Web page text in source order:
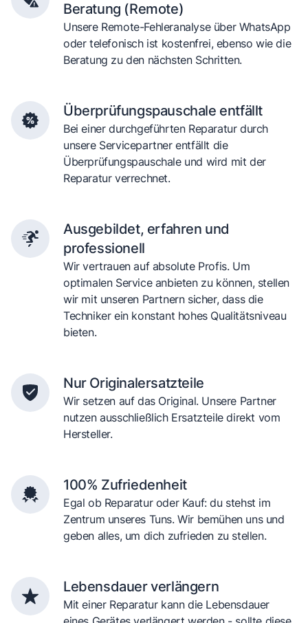
Beratung (Remote)
Unsere Remote-Fehleranalyse über WhatsApp
oder telefonisch ist kostenfrei, ebenso wie die
Beratung zu den nächsten Schritten.
Überprüfungspauschale entfällt
Bei einer durchgeführten Reparatur durch
unsere Servicepartner entfällt die
Überprüfungspauschale und wird mit der
Reparatur verrechnet.
Ausgebildet, erfahren und
professionell
Wir vertrauen auf absolute Profis. Um
optimalen Service anbieten zu können, stellen
wir mit unseren Partnern sicher, dass die
Techniker ein konstant hohes Qualitätsniveau
bieten.
Nur Originalersatzteile
Wir setzen auf das Original. Unsere Partner
nutzen ausschließlich Ersatzteile direkt vom
Hersteller.
100% Zufriedenheit
Egal ob Reparatur oder Kauf: du stehst im
Zentrum unseres Tuns. Wir bemühen uns und
geben alles, um dich zufrieden zu stellen.
Lebensdauer verlängern
Mit einer Reparatur kann die Lebensdauer